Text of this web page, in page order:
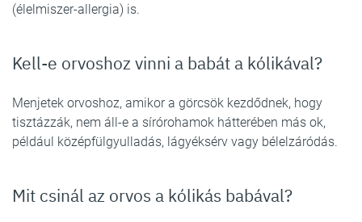
(élelmiszer-allergia) is.
Kell-e orvoshoz vinni a babát a kólikával?
Menjetek orvoshoz, amikor a görcsök kezdődnek, hogy
tisztázzák, nem áll-e a sírórohamok hátterében más ok,
például középfülgyulladás, lágyéksérv vagy bélelzáródás.
Mit csinál az orvos a kólikás babával?